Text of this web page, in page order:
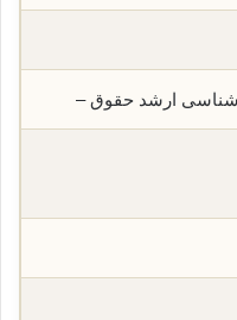
ارشد حقوق –